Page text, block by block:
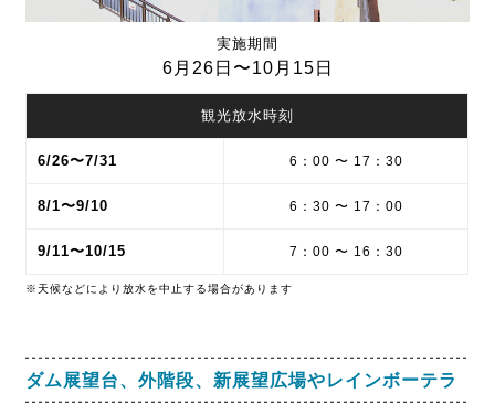
実施期間
6月26日〜10月15日
観光放水時刻
6/26〜7/31 6：00 〜 17：30
8/1〜9/10 6：30 〜 17：00
9/11〜10/15 7：00 〜 16：30
※天候などにより放水を中止する場合があります
ダム展望台、外階段、新展望広場やレインボーテラ